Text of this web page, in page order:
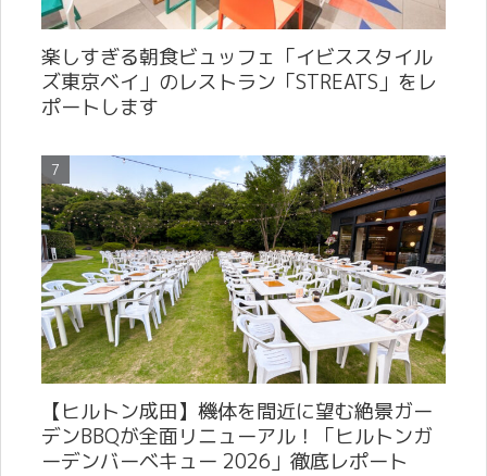
楽しすぎる朝食ビュッフェ「イビススタイル
ズ東京ベイ」のレストラン「STREATS」をレ
ポートします
【ヒルトン成田】機体を間近に望む絶景ガー
デンBBQが全面リニューアル！「ヒルトンガ
ーデンバーベキュー 2026」徹底レポート